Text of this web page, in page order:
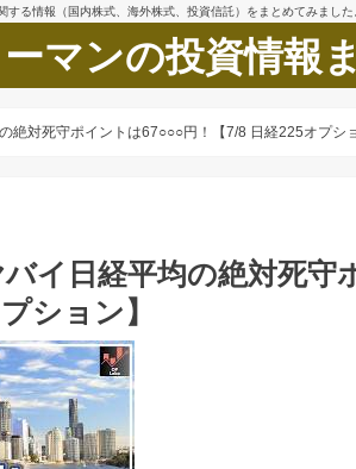
する情報（国内株式、海外株式、投資信託）をまとめてみました
マンの投資情報
絶対死守ポイントは67○○○円！【7/8 日経225オプシ
イ日経平均の絶対死守
ション】